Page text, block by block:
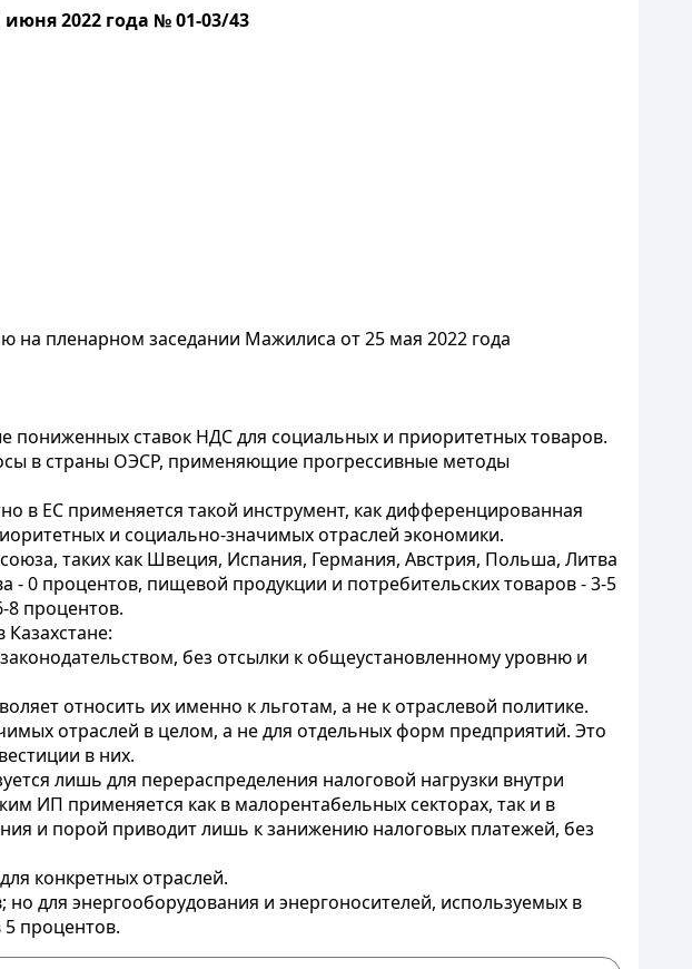
июня 2022 года № 01-03/43
на пленарном заседании Мажилиса от 25 мая 2022 года
пониженных ставок НДС для социальных и приоритетных товаров.
в страны ОЭСР, применяющие прогрессивные методы
в ЕС применяется такой инструмент, как дифференцированная
и социально-значимых отраслей экономики.
таких как Швеция, Испания, Германия, Австрия, Польша, Литва
- 0 процентов, пищевой продукции и потребительских товаров - 3-5
8 процентов.
без отсылки к общеустановленному уровню и
относить их именно к льготам, а не к отраслевой политике.
отраслей в целом, а не для отдельных форм предприятий. Это
в них.
лишь для перераспределения налоговой нагрузки внутри
ИП применяется как в малорентабельных секторах, так и в
и порой приводит лишь к занижению налоговых платежей, без
конкретных отраслей.
для энергооборудования и энергоносителей, используемых в
процентов.